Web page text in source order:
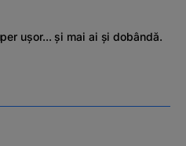
ușor... și mai ai și dobândă.